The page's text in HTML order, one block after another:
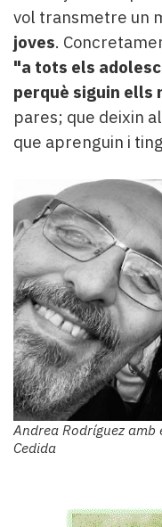
vol transmetre un
joves.
"a tots els
perquè siguin ells
pares; que deixin
que aprenguin i
Andrea Rodríguez amb
Cedida